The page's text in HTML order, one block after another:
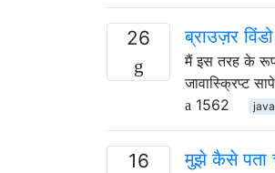
26 ब्राउज़र
मैं इस तरह के रूप
जावास्क्रिप्ट
1562
16 मुझे कैसे पता